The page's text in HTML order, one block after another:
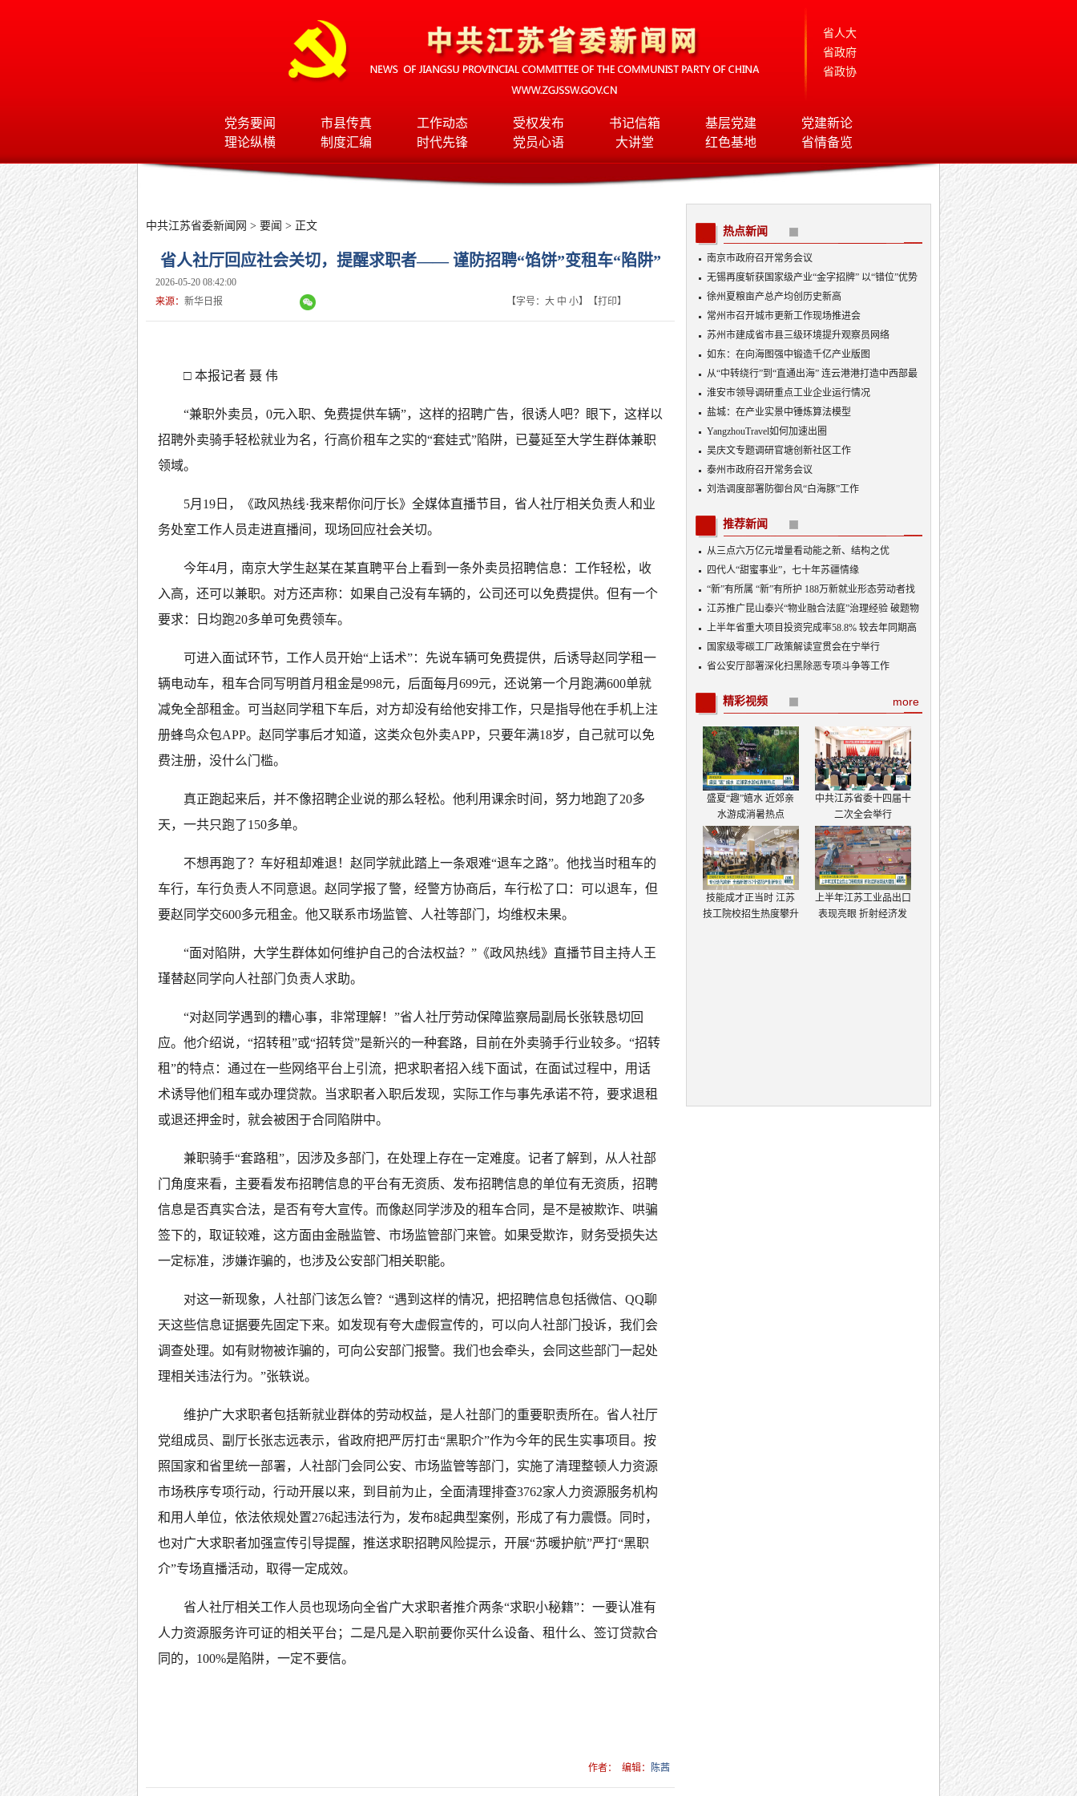
省人大
省政府
省政协
党务要闻 市县传真 工作动态 受权发布 书记信箱 基层党建
党建新论
理论纵横
制度汇编 时代先锋 党员心语 大讲堂 红色基地 省情备览
中共江苏省委新闻网 > 要闻 > 正文
省人社厅回应社会关切，提醒求职者—— 谨防招聘“馅饼”变租车“陷阱”
2026-05-20 08:42:00
来源： 新华日报 【字号： 大 中 小】【打印】
□ 本报记者 聂 伟
“兼职外卖员，0元入职、免费提供车辆”，这样的招聘广告，很诱人吧？眼下，这样以
招聘外卖骑手轻松就业为名，行高价租车之实的“套娃式”陷阱，已蔓延至大学生群体兼职
领域。
5月19日，《政风热线·我来帮你问厅长》全媒体直播节目，省人社厅相关负责人和业
务处室工作人员走进直播间，现场回应社会关切。
今年4月，南京大学生赵某在某直聘平台上看到一条外卖员招聘信息：工作轻松，收
入高，还可以兼职。对方还声称：如果自己没有车辆的，公司还可以免费提供。但有一个
要求：日均跑20多单可免费领车。
可进入面试环节，工作人员开始“上话术”：先说车辆可免费提供，后诱导赵同学租一
辆电动车，租车合同写明首月租金是998元，后面每月699元，还说第一个月跑满600单就
减免全部租金。可当赵同学租下车后，对方却没有给他安排工作，只是指导他在手机上注
册蜂鸟众包APP。赵同学事后才知道，这类众包外卖APP，只要年满18岁，自己就可以免
费注册，没什么门槛。
真正跑起来后，并不像招聘企业说的那么轻松。他利用课余时间，努力地跑了20多
天，一共只跑了150多单。
不想再跑了？车好租却难退！赵同学就此踏上一条艰难“退车之路”。他找当时租车的
车行，车行负责人不同意退。赵同学报了警，经警方协商后，车行松了口：可以退车，但
要赵同学交600多元租金。他又联系市场监管、人社等部门，均维权未果。
“面对陷阱，大学生群体如何维护自己的合法权益？”《政风热线》直播节目主持人王
瑾替赵同学向人社部门负责人求助。
“对赵同学遇到的糟心事，非常理解！”省人社厅劳动保障监察局副局长张轶恳切回
应。他介绍说，“招转租”或“招转贷”是新兴的一种套路，目前在外卖骑手行业较多。“招转
租”的特点：通过在一些网络平台上引流，把求职者招入线下面试，在面试过程中，用话
术诱导他们租车或办理贷款。当求职者入职后发现，实际工作与事先承诺不符，要求退租
或退还押金时，就会被困于合同陷阱中。
兼职骑手“套路租”，因涉及多部门，在处理上存在一定难度。记者了解到，从人社部
门角度来看，主要看发布招聘信息的平台有无资质、发布招聘信息的单位有无资质，招聘
信息是否真实合法，是否有夸大宣传。而像赵同学涉及的租车合同，是不是被欺诈、哄骗
签下的，取证较难，这方面由金融监管、市场监管部门来管。如果受欺诈，财务受损失达
一定标准，涉嫌诈骗的，也涉及公安部门相关职能。
对这一新现象，人社部门该怎么管？“遇到这样的情况，把招聘信息包括微信、QQ聊
天这些信息证据要先固定下来。如发现有夸大虚假宣传的，可以向人社部门投诉，我们会
调查处理。如有财物被诈骗的，可向公安部门报警。我们也会牵头，会同这些部门一起处
理相关违法行为。”张轶说。
维护广大求职者包括新就业群体的劳动权益，是人社部门的重要职责所在。省人社厅
党组成员、副厅长张志远表示，省政府把严厉打击“黑职介”作为今年的民生实事项目。按
照国家和省里统一部署，人社部门会同公安、市场监管等部门，实施了清理整顿人力资源
市场秩序专项行动，行动开展以来，到目前为止，全面清理排查3762家人力资源服务机构
和用人单位，依法依规处置276起违法行为，发布8起典型案例，形成了有力震慑。同时，
也对广大求职者加强宣传引导提醒，推送求职招聘风险提示，开展“苏暖护航”严打“黑职
介”专场直播活动，取得一定成效。
省人社厅相关工作人员也现场向全省广大求职者推介两条“求职小秘籍”：一要认准有
人力资源服务许可证的相关平台；二是凡是入职前要你买什么设备、租什么、签订贷款合
同的，100%是陷阱，一定不要信。
作者： 编辑： 陈茜
热点新闻
南京市政府召开常务会议
无锡再度斩获国家级产业“金字招牌” 以“错位”优势
入局AI顶层赛道
徐州夏粮亩产总产均创历史新高
常州市召开城市更新工作现场推进会
苏州市建成省市县三级环境提升观察员网络
如东：在向海图强中锻造千亿产业版图
从“中转绕行”到“直通出海” 连云港港打造中西部最
优出海口
淮安市领导调研重点工业企业运行情况
盐城：在产业实景中锤炼算法模型
YangzhouTravel如何加速出圈
吴庆文专题调研官塘创新社区工作
泰州市政府召开常务会议
刘浩调度部署防御台风“白海豚”工作
推荐新闻
从三点六万亿元增量看动能之新、结构之优
四代人“甜蜜事业”，七十年苏疆情缘
“新”有所属 “新”有所护 188万新就业形态劳动者找
到“娘家”
江苏推广昆山泰兴“物业融合法庭”治理经验 破题物
业治理“老大难”
上半年省重大项目投资完成率58.8% 较去年同期高
出3.5个百分点
国家级零碳工厂政策解读宣贯会在宁举行
省公安厅部署深化扫黑除恶专项斗争等工作
more
精彩视频
盛夏“趣”嬉水 近郊亲
水游成消暑热点
中共江苏省委十四届十
二次全会举行
技能成才正当时 江苏
技工院校招生热度攀升
上半年江苏工业品出口
表现亮眼 折射经济发